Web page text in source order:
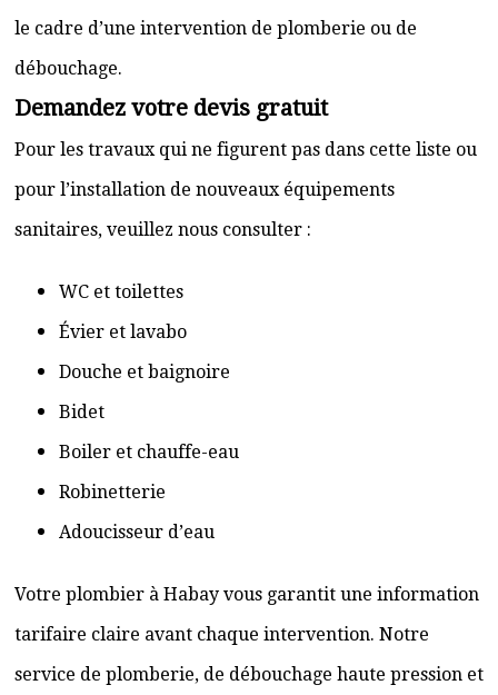
le cadre d’une intervention de plomberie ou de
débouchage.
Demandez votre devis gratuit
Pour les travaux qui ne figurent pas dans cette liste ou
pour l’installation de nouveaux équipements
sanitaires, veuillez nous consulter :
WC et toilettes
Évier et lavabo
Douche et baignoire
Bidet
Boiler et chauffe-eau
Robinetterie
Adoucisseur d’eau
Votre plombier à Habay vous garantit une information
tarifaire claire avant chaque intervention. Notre
service de plomberie, de débouchage haute pression et